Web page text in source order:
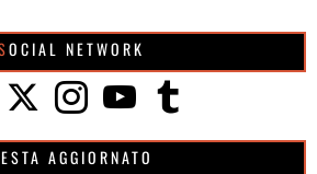
SOCIAL NETWORK
RESTA AGGIORNATO